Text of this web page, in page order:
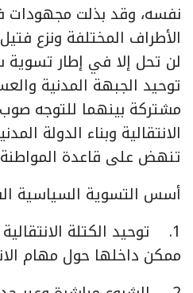
نفسه، وقد بذلت مجهودات
الأطراف المختلفة ونزع
لن تحل إلا في إطار
توحيد الجبهة المدنية
مشتركة بينهما للتوجه صوب
الانتقالية وبناء الدولة
تنهض على قاعدة
أسس التسوية السياسية
1. توحيد الكتلة
ممكن داخلها حول مهام